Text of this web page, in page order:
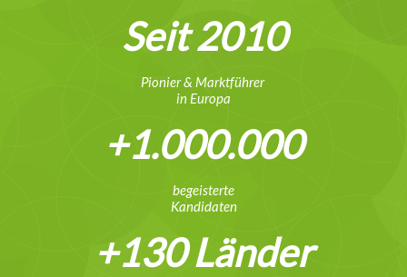
Seit 2010
Pionier & Marktführer
in Europa
+1.000.000
begeisterte
Kandidaten
+130 Länder